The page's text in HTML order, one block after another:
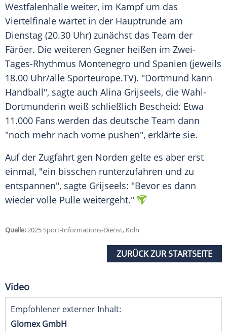
Westfalenhalle weiter, im Kampf um das
Viertelfinale wartet in der Hauptrunde am
Dienstag (20.30 Uhr) zunächst das Team der
Färöer. Die weiteren Gegner heißen im Zwei-
Tages-Rhythmus Montenegro und Spanien (jeweils
18.00 Uhr/alle Sporteurope.TV). "Dortmund kann
Handball", sagte auch Alina Grijseels, die Wahl-
Dortmunderin weiß schließlich Bescheid: Etwa
11.000 Fans werden das deutsche Team dann
"noch mehr nach vorne pushen", erklärte sie.
Auf der Zugfahrt gen Norden gelte es aber erst
einmal, "ein bisschen runterzufahren und zu
entspannen", sagte Grijseels: "Bevor es dann
wieder volle Pulle weitergeht."
Quelle:2025 Sport-Informations-Dienst, Köln
ZURÜCK ZUR STARTSEITE
Video
Empfohlener externer Inhalt:
Glomex GmbH